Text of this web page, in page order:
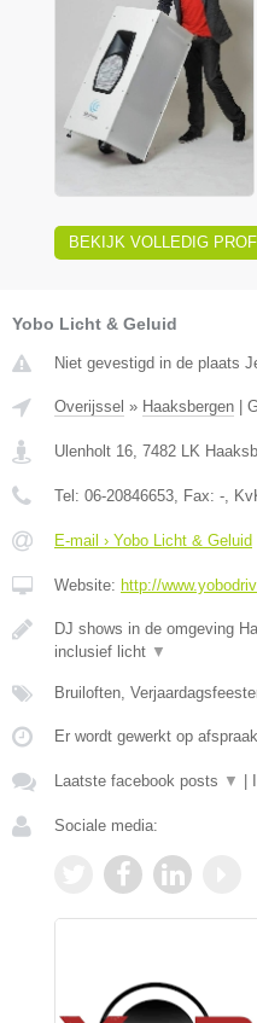
BEKIJK VOLLEDIG
Yobo Licht & Geluid
Niet gevestigd in de plaats
Overijssel » Haaksbergen
Ulenholt 16 7482 LK
Tel: 06-20846653 , Fax: - ,
E-mail › Yobo Licht & Geluid
Website: http://
DJ shows in de omgeving
inclusief licht ▼
Bruiloften,
Er wordt gewerkt op afspraak.
Laatste facebook posts ▼
Sociale media: